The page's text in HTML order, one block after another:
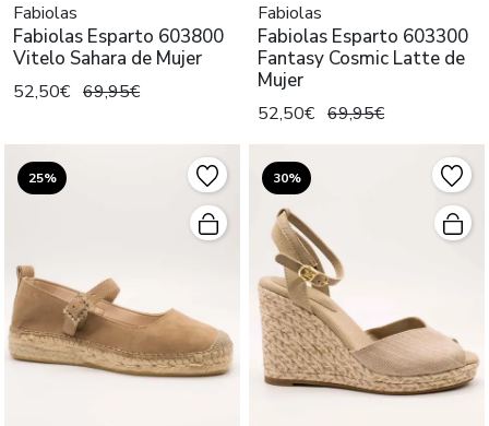
Fabiolas
Fabiolas Esparto 603800
Vitelo Sahara de Mujer
52,50€ 69,95€
Fabiolas
Fabiolas Esparto 603300
Fantasy Cosmic Latte de
Mujer
52,50€ 69,95€
25% 30%